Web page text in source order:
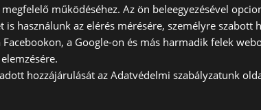
működéséhez. Az ön beleegyezésével
is használunk az elérés mérésére, személyre szabott
a Google-on és más harmadik felek
hozzájárulását az Adatvédelmi szabályzatunk